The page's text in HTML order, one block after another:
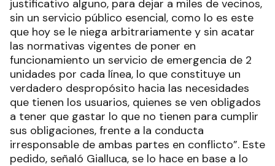
justificativo alguno, para dejar a miles de vecinos,
sin un servicio público esencial, como lo es este
que hoy se le niega arbitrariamente y sin acatar
las normativas vigentes de poner en
funcionamiento un servicio de emergencia de 2
unidades por cada línea, lo que constituye un
verdadero despropósito hacia las necesidades
que tienen los usuarios, quienes se ven obligados
a tener que gastar lo que no tienen para cumplir
sus obligaciones, frente a la conducta
irresponsable de ambas partes en conflicto”. Este
pedido, señaló Gialluca, se lo hace en base a lo